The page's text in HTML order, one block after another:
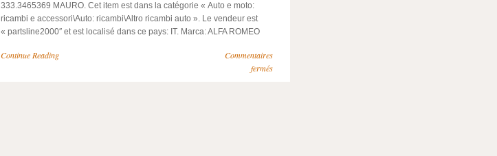
333.3465369 MAURO. Cet item est dans la catégorie « Auto e moto:
ricambi e accessori\Auto: ricambi\Altro ricambi auto ». Le vendeur est
« partsline2000″ et est localisé dans ce pays: IT. Marca: ALFA ROMEO
Continue Reading
Commentaires
fermés